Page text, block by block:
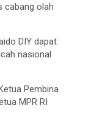
cabang olah
DIY dapat
nasional
Pembina
MPR RI